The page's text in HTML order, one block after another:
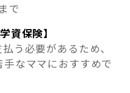
まで
資保険】
う必要があるため、
なママにおすすめで